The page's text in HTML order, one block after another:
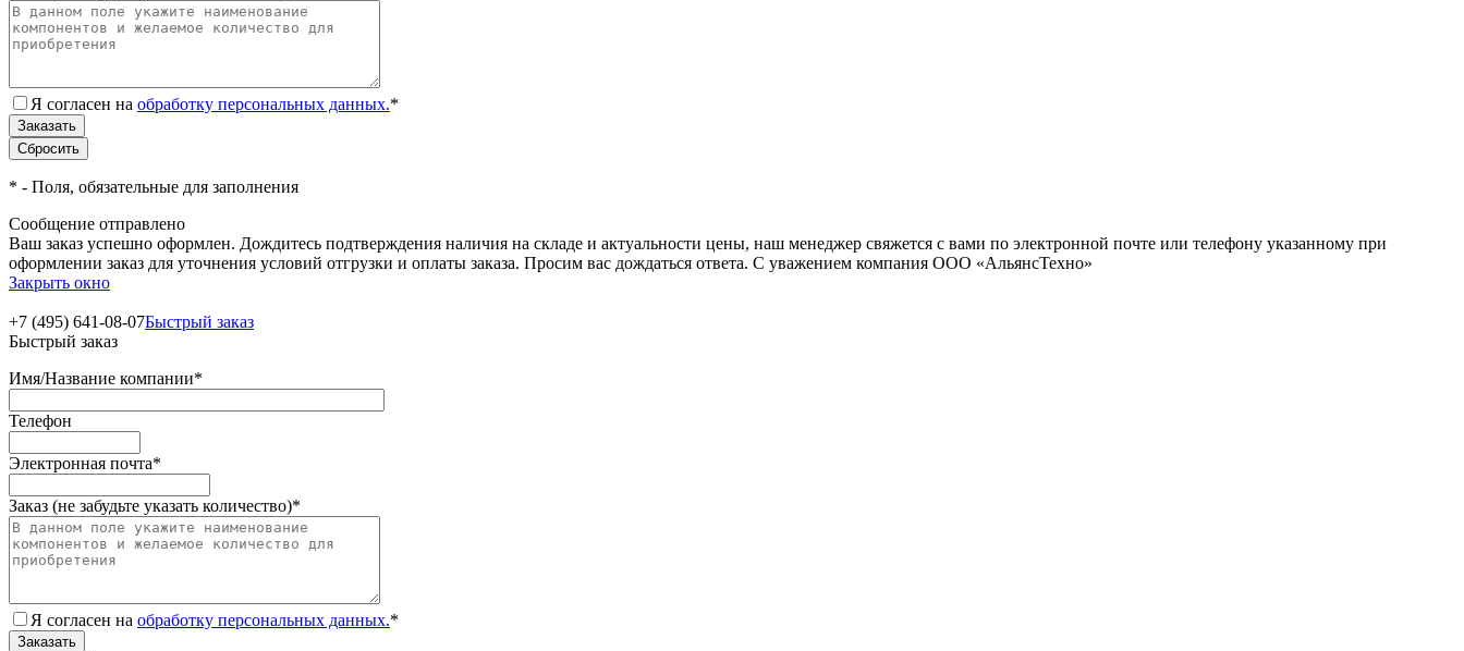
Я согласен на обработку персональных данных.*
* - Поля, обязательные для заполнения
Сообщение отправлено
Ваш заказ успешно оформлен. Дождитесь подтверждения наличия на складе и актуальности цены, наш менеджер свяжется с вами по электронной почте или телефону указанному при
оформлении заказ для уточнения условий отгрузки и оплаты заказа. Просим вас дождаться ответа. С уважением компания ООО «АльянсТехно»
Закрыть окно
+7 (495) 641-08-07Быстрый заказ
Быстрый заказ
Имя/Название компании*
Телефон
Электронная почта*
Заказ (не забудьте указать количество)*
Я согласен на обработку персональных данных.*